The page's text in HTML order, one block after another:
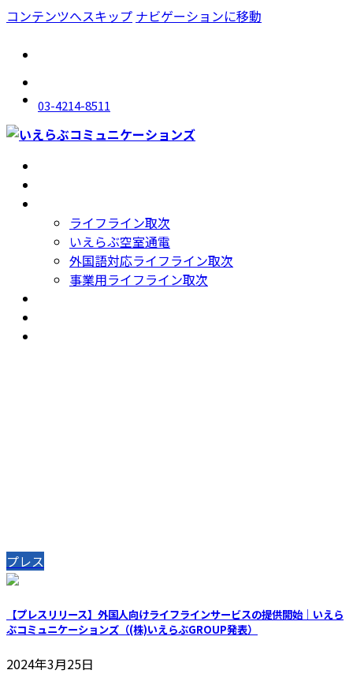
コンテンツへスキップ ナビゲーションに移動
03-4214-8511
ライフライン取次
いえらぶ空室通電
外国語対応ライフライン取次
事業用ライフライン取次
プレス
【プレスリリース】外国人向けライフラインサービスの提供開始｜いえら
ぶコミュニケーションズ（(株)いえらぶGROUP発表）
2024年3月25日